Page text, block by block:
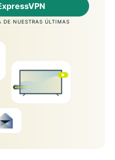
DE NUESTRAS ÚLTIMAS